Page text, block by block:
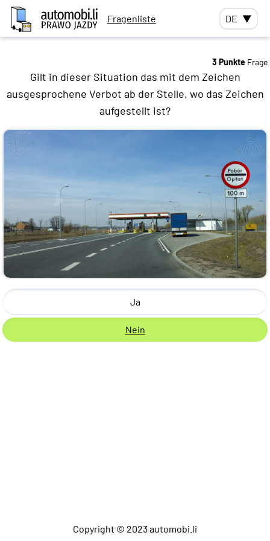
Fragenliste DE ▼
3 Punkte Frage
Gilt in dieser Situation das mit dem Zeichen
ausgesprochene Verbot ab der Stelle, wo das Zeichen
aufgestellt ist?
Ja
Nein
Copyright © 2023 automobi.li